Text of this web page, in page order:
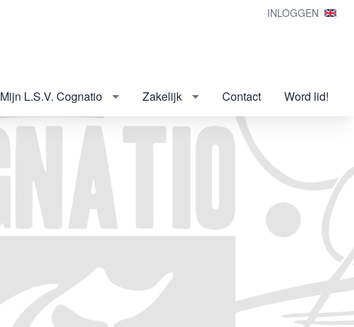
INLOGGEN
Mijn L.S.V. Cognatio Zakelijk Contact Word lid!